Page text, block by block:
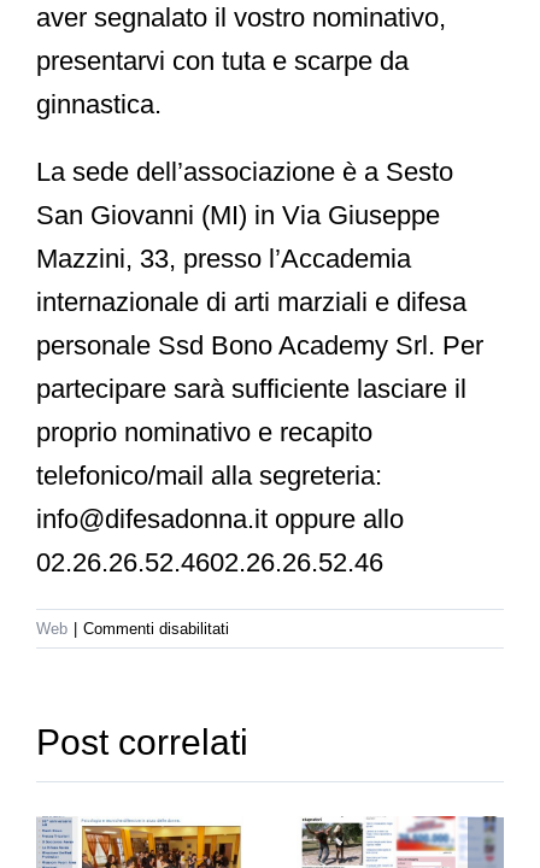
aver segnalato il vostro nominativo,
presentarvi con tuta e scarpe da
ginnastica.
La sede dell’associazione è a Sesto
San Giovanni (MI) in Via Giuseppe
Mazzini, 33, presso l’Accademia
internazionale di arti marziali e difesa
personale Ssd Bono Academy Srl. Per
partecipare sarà sufficiente lasciare il
proprio nominativo e recapito
telefonico/mail alla segreteria:
info@difesadonna.it oppure allo
02.26.26.52.4602.26.26.52.46
Web | Commenti disabilitati
Milanofree.it
febbraio
2014
Post correlati